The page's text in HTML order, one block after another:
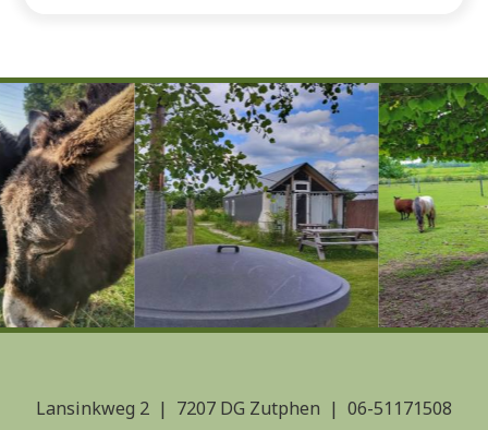
Lansinkweg 2 7207 DG Zutphen
06-51171508